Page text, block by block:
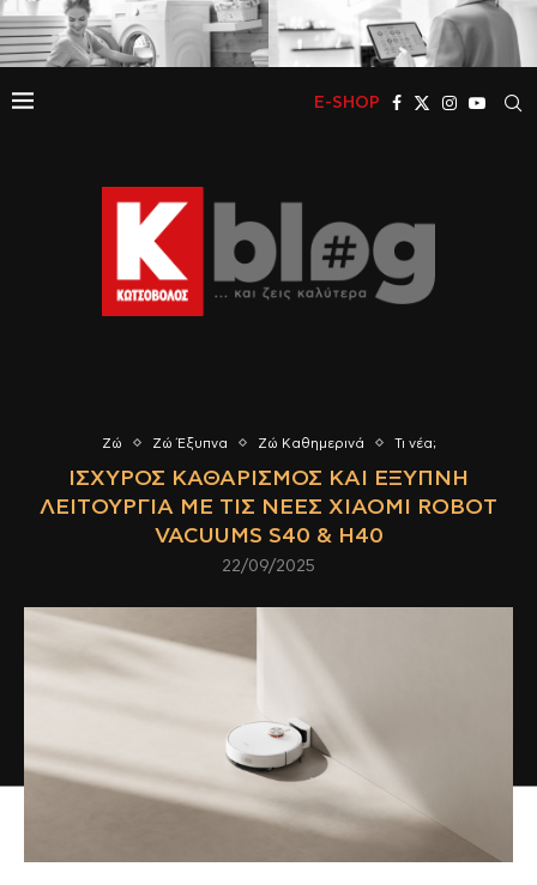
E-SHOP
Ζώ Ζώ Έξυπνα Ζώ Καθημερινά Τι νέα;
ΙΣΧΥΡΌΣ ΚΑΘΑΡΙΣΜΌΣ ΚΑΙ ΈΞΥΠΝΗ
ΛΕΙΤΟΥΡΓΊΑ ΜΕ ΤΙΣ ΝΈΕΣ XIAOMI ROBOT
VACUUMS S40 & H40
22/09/2025